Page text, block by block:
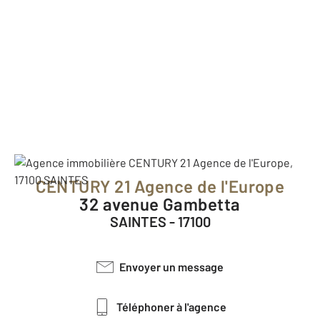
CENTURY 21 Agence de l'Europe
32 avenue Gambetta
SAINTES - 17100
Envoyer un message
Téléphoner à l'agence